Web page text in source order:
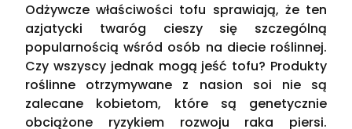
Odżywcze właściwości tofu sprawiają, że ten
azjatycki twaróg cieszy się szczególną
popularnością wśród osób na diecie roślinnej.
Czy wszyscy jednak mogą jeść tofu? Produkty
roślinne otrzymywane z nasion soi nie są
zalecane kobietom, które są genetycznie
obciążone ryzykiem rozwoju raka piersi.